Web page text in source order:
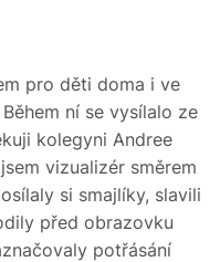
pro děti doma i ve
ní se vysílalo ze
kolegyni Andree
vizualizér směrem
si smajlíky, slavili
před obrazovku
potřásání